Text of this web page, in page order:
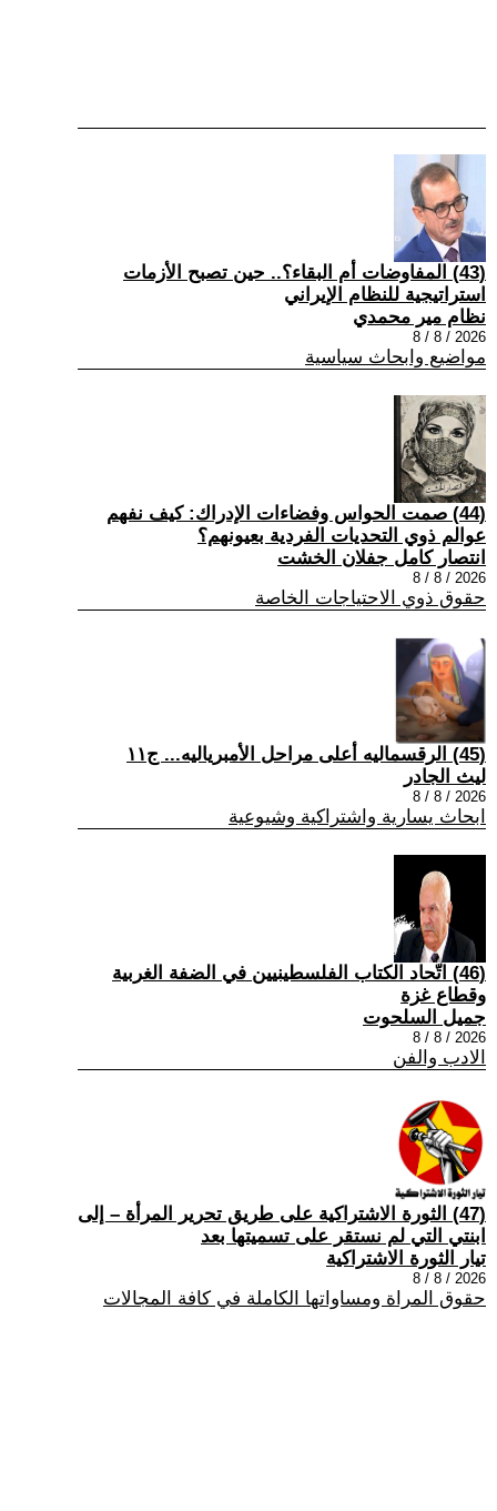
(43) المفاوضات أم البقاء؟.. حين تصبح الأزمات
استراتيجية للنظام الإيراني
نظام مير محمدي
2026 / 8 / 8
مواضيع وابحاث سياسية
(44) صمت الحواس وفضاءات الإدراك: كيف نفهم
عوالم ذوي التحديات الفردية بعيونهم؟
انتصار كامل جفلان الخشت
2026 / 8 / 8
حقوق ذوي الاحتياجات الخاصة
(45) الرقسماليه أعلى مراحل الأمبرياليه... ج١١
ليث الجادر
2026 / 8 / 8
ابحاث يسارية واشتراكية وشيوعية
(46) اتّحاد الكتاب الفلسطينيين في الضفة الغربية
وقطاع غزة
جميل السلحوت
2026 / 8 / 8
الادب والفن
(47) الثورة الاشتراكية على طريق تحرير المرأة – إلى
ابنتي التي لم نستقر على تسميتها بعد
تيار الثورة الاشتراكية
2026 / 8 / 8
حقوق المراة ومساواتها الكاملة في كافة المجالات